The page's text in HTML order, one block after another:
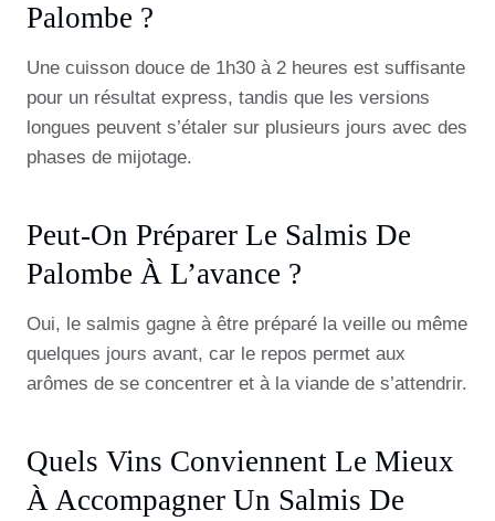
Palombe ?
Une cuisson douce de 1h30 à 2 heures est suffisante
pour un résultat express, tandis que les versions
longues peuvent s’étaler sur plusieurs jours avec des
phases de mijotage.
Peut-On Préparer Le Salmis De
Palombe À L’avance ?
Oui, le salmis gagne à être préparé la veille ou même
quelques jours avant, car le repos permet aux
arômes de se concentrer et à la viande de s’attendrir.
Quels Vins Conviennent Le Mieux
À Accompagner Un Salmis De